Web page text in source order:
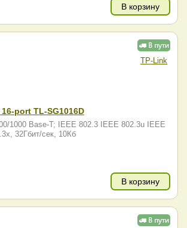
В корзину
TP-Link
port TL-SG1016D
1000 Base-T; IEEE 802.3 IEEE 802.3u IEEE
32Гбит/сек, 10Кб
В корзину